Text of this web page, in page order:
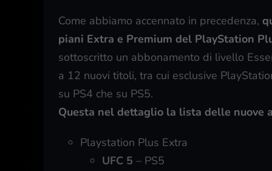
Come abbiamo accennato in precedenza,
piani Extra e Premium del PlayStation
sottoscritto un abbonamento di livello
a 12 nuovi titoli, tra cui esclusive
su PS4 che su PS5.
Questa nel dettaglio la lista delle nuove
Playstation Plus Extra
UFC 5 – PS5